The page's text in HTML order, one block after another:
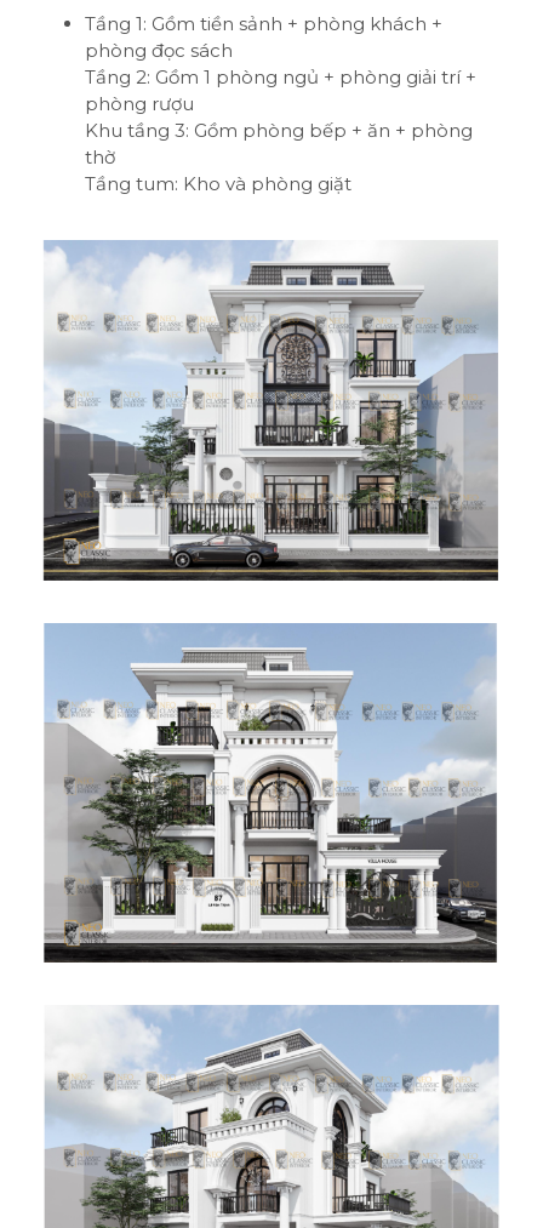
Tầng 1: Gồm tiền sảnh + phòng khách +
phòng đọc sách
Tầng 2: Gồm 1 phòng ngủ + phòng giải trí +
phòng rượu
Khu tầng 3: Gồm phòng bếp + ăn + phòng
thờ
Tầng tum: Kho và phòng giặt